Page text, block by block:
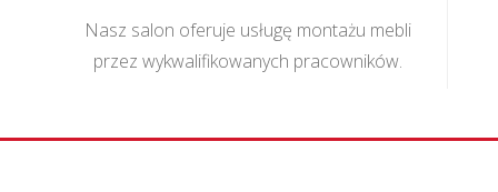
Nasz salon oferuje usługę montażu mebli
przez wykwalifikowanych pracowników.